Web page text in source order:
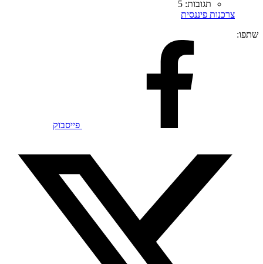
תגובות: 5
צרכנות פיננסית
שתפו:
פייסבוק